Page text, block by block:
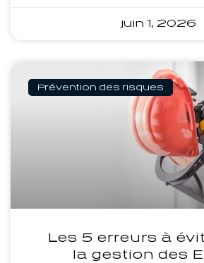
juin 1, 2026
Prévention des risques
Les 5 erreurs à
la gestion des